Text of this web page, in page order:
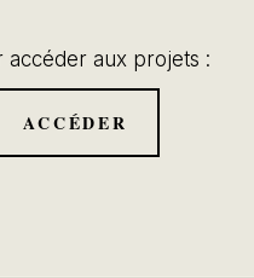
accéder aux projets :